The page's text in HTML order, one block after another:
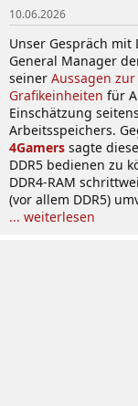
l
e
r
t
a
m
10.06.2026
Unser Gespräch mit
General Manager
seiner Aussagen zur
Grafikeinheiten für
Einschätzung
Arbeitsspeichers.
4Gamers sagte
DDR5 bedienen zu
DDR4-RAM
(vor allem DDR5)
... weiterlesen